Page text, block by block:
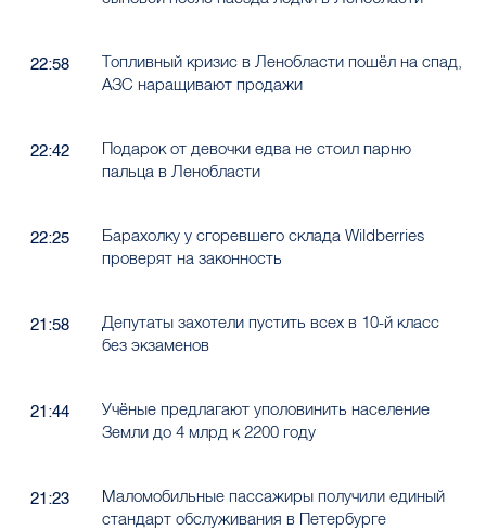
22:58
Топливный кризис в Ленобласти пошёл на спад,
АЗС наращивают продажи
22:42
Подарок от девочки едва не стоил парню
пальца в Ленобласти
22:25
Барахолку у сгоревшего склада Wildberries
проверят на законность
21:58
Депутаты захотели пустить всех в 10-й класс
без экзаменов
21:44
Учёные предлагают уполовинить население
Земли до 4 млрд к 2200 году
21:23
Маломобильные пассажиры получили единый
стандарт обслуживания в Петербурге